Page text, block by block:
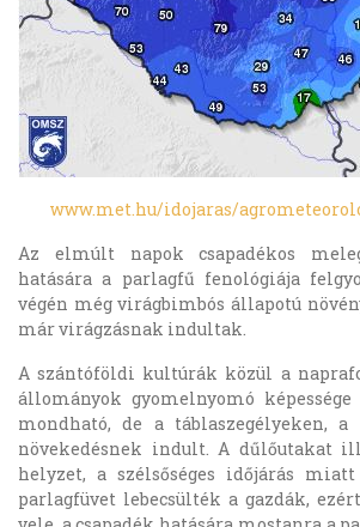
www.met.hu/idojaras/
Az elmúlt napok csapadékos
hatására a parlagfű fenológiája
végén még virágbimbós állapotú
már virágzásnak indultak.
A szántóföldi kultúrák közül a
állományok gyomelnyomó
mondható, de a táblaszegélyeken,
növekedésnek indult. A dűlőutakat
helyzet, a szélsőséges időjárás
parlagfüvet lebecsülték a gazdák,